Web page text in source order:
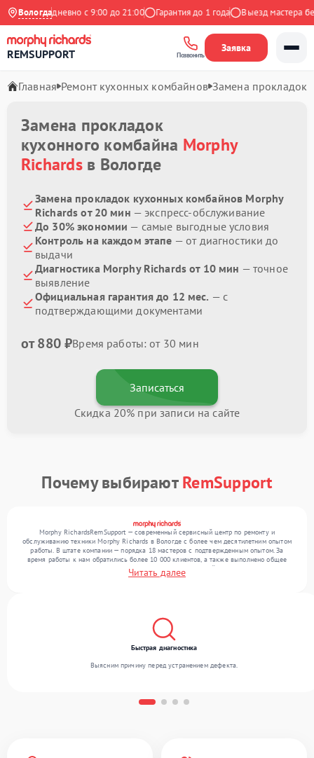
Вологда
Ежедневно с 9:00 до 21:00 Гарантия до 1 года Выезд мастера
REMSUPPORT Позвонить
Заявка
Главная Ремонт кухонных комбайнов Замена прокладок
Замена прокладок
кухонного комбайна Morphy
Richardsв Вологде
Замена прокладок кухонных комбайнов Morphy
Richards от 20 мин — экспресс-обслуживание
До 30% экономии — самые выгодные условия
Контроль на каждом этапе — от диагностики до
выдачи
Диагностика Morphy Richards от 10 мин — точное
выявление
Официальная гарантия до 12 мес. — с
подтверждающими документами
от 880 ₽Время работы: от 30 мин
Записаться
Скидка 20% при записи на сайте
Почему выбираютRemSupport
Morphy RichardsRemSupport — современный сервисный центр по ремонту и
обслуживанию техники Morphy Richards в Вологде с более чем десятилетним опытом
работы. В штате компании — порядка 18 мастеров с подтвержденным опытом. За
время работы к нам обратились более 10 000 клиентов, а также выполнено общее
число ремонтов превысило 12 000. Ежемесячно в сервисный центр поступает от 300
устройств, включая , , . Мы выполняем ремонт различного уровня сложности и
Читать далее
Быстрая диагностика
Выясним причину перед устранением дефекта.